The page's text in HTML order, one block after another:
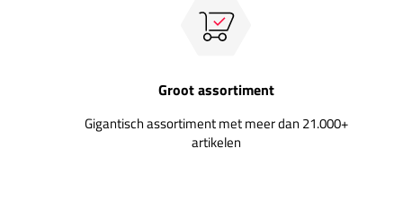
Groot assortiment
Gigantisch assortiment met meer dan 21.000+
artikelen